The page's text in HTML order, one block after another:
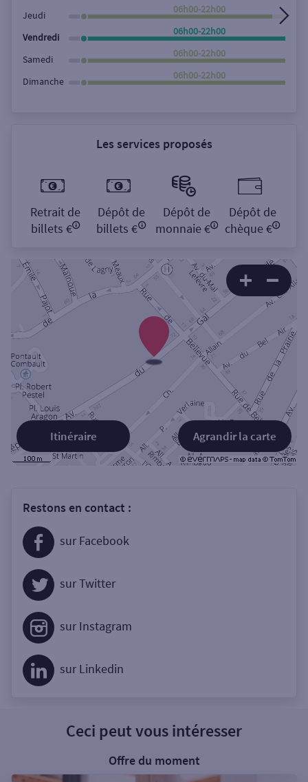
Jeudi
06h00-22h00
Vendredi
06h00-22h00
Samedi
06h00-22h00
Dimanche
06h00-22h00
Les services proposés
Retrait de
billets €
Dépôt de
billets €
Dépôt de
monnaie €
Dépôt de
chèque €
Agrandir la carte
Itinéraire
Restons en contact :
sur Facebook
sur Twitter
sur Instagram
sur Linkedin
Ceci peut vous intéresser
Offre du moment